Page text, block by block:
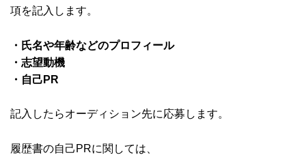
項を記入します。
・氏名や年齢などのプロフィール
・志望動機
・自己PR
記入したらオーディション先に応募します。
履歴書の自己PRに関しては、